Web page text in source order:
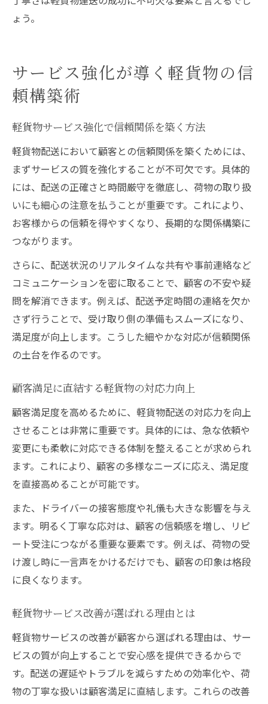
ょう。
サービス強化が導く軽貨物の信
頼構築術
軽貨物サービス強化で信頼関係を築く方法
軽貨物配送において顧客との信頼関係を築くためには、
まずサービスの質を強化することが不可欠です。具体的
には、配送の正確さと時間厳守を徹底し、荷物の取り扱
いにも細心の注意を払うことが重要です。これにより、
お客様からの信頼を得やすくなり、長期的な関係構築に
つながります。
さらに、配送状況のリアルタイムな共有や事前連絡など
コミュニケーションを密に取ることで、顧客の不安や疑
問を解消できます。例えば、配送予定時間の連絡を欠か
さず行うことで、受け取り側の準備もスムーズになり、
満足度が向上します。こうした細やかな対応が信頼関係
の土台を作るのです。
顧客満足に直結する軽貨物の対応力向上
顧客満足度を高めるために、軽貨物配送の対応力を向上
させることは非常に重要です。具体的には、急な依頼や
変更にも柔軟に対応できる体制を整えることが求められ
ます。これにより、顧客の多様なニーズに応え、満足度
を直接高めることが可能です。
また、ドライバーの接客態度や礼儀も大きな影響を与え
ます。明るく丁寧な応対は、顧客の信頼感を増し、リピ
ート受注につながる重要な要素です。例えば、荷物の受
け渡し時に一言声をかけるだけでも、顧客の印象は格段
に良くなります。
軽貨物サービス改善が選ばれる理由とは
軽貨物サービスの改善が顧客から選ばれる理由は、サー
ビスの質が向上することで安心感を提供できるからで
す。配送の遅延やトラブルを減らすための効率化や、荷
物の丁寧な扱いは顧客満足に直結します。これらの改善